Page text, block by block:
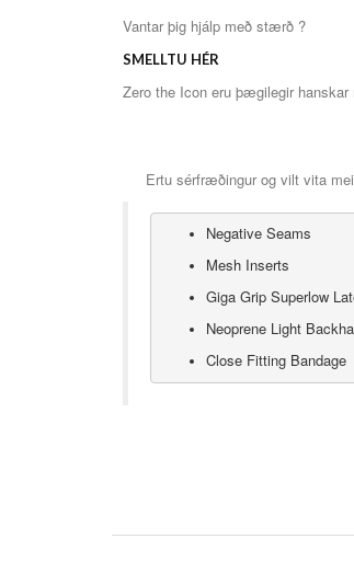
Vantar þig hjálp með stærð ?
SMELLTU HÉR
Zero the Icon eru þægilegir hanskar
Ertu sérfræðingur og vilt vita
Negative Seams
Mesh Inserts
Giga Grip Superlow
Neoprene Light
Close Fitting Bandage